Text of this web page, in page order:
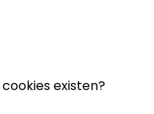
existen?